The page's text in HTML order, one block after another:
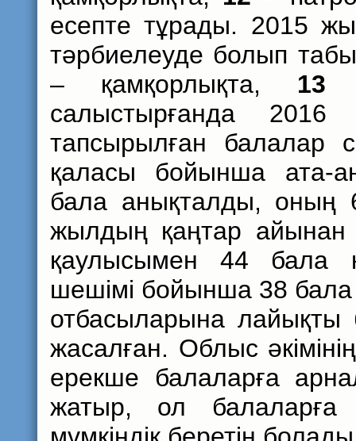
есепте тұрады. 2015
тәрбиелеуде болып
– қамқорлықта, 13
салыстырғанда
тапсырылған
қаласы бойынша ата-
бала анықталды, оның
жылдың қаңтар айынан
қаулысымен 44 бала
шешімі бойынша 38
отбасыларына лайықты
жасалған. Облыс
ерекше балаларға
жатыр, ол балаларға